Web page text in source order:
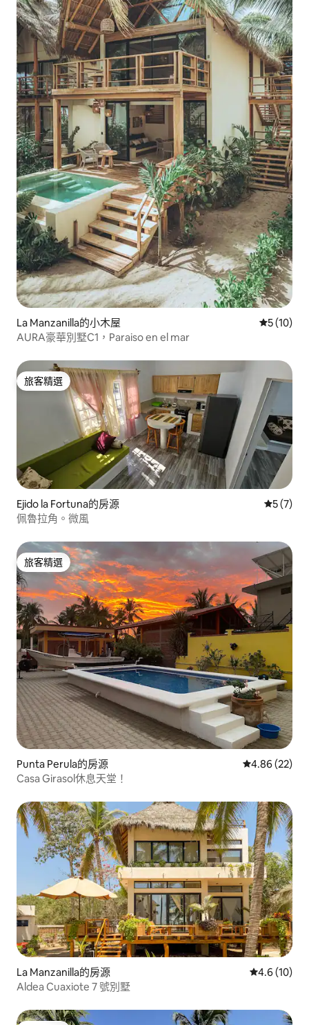
La Manzanilla的小木屋 從 10 則
5 (10)
AURA豪華別墅C1，Paraiso en el mar
旅客精選
旅客精選
Ejido la Fortuna的房源 從 7 則評
5 (7)
佩魯拉角。微風
旅客精選
旅客精選
Punta Perula的房源 從 22 則評價
4.86 (22)
Casa Girasol休息天堂！
La Manzanilla的房源 從 10 則評
4.6 (10)
Aldea Cuaxiote 7 號別墅